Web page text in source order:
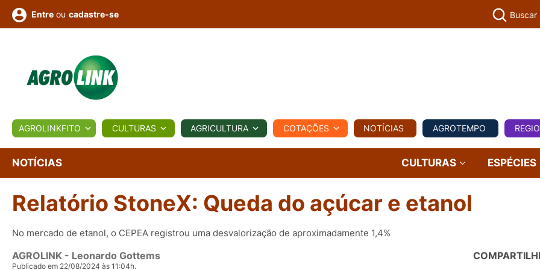
BIOLÓGICOS COTAÇÕES NOTÍCIAS AGROTEMPO REGIONAL COMERCIAL AGROVIAGENS
Conversor Colunistas Eventos
Fotos
e
Vídeos
Entre ou cadastre-se Buscar
AGROLINKFITO CULTURAS AGRICULTURA COTAÇÕES NOTÍCIAS AGROTEMPO
NOTÍCIAS CULTURAS ESPÉCIES
Relatório StoneX: Queda do açúcar e etanol
No mercado de etanol, o CEPEA registrou uma desvalorização de aproximadamente 1,4%
AGROLINK - Leonardo Gottems
Publicado em 22/08/2024 às 11:04h.